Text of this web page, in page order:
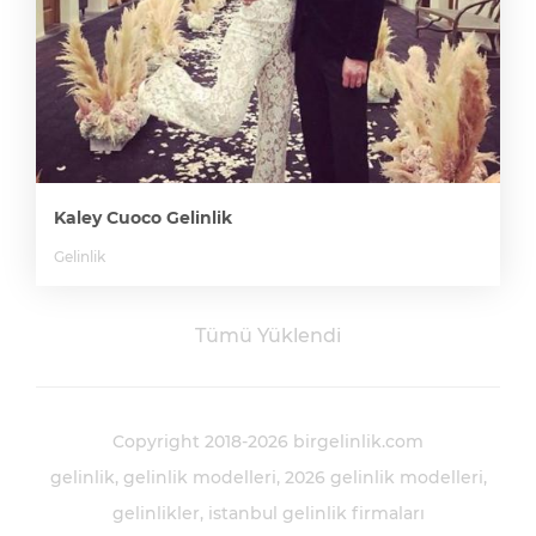
Kaley Cuoco Gelinlik
Gelinlik
Tümü Yüklendi
Copyright 2018-2026 birgelinlik.com
gelinlik gelinlik modelleri 2026 gelinlik modelleri
gelinlikler istanbul gelinlik firmaları